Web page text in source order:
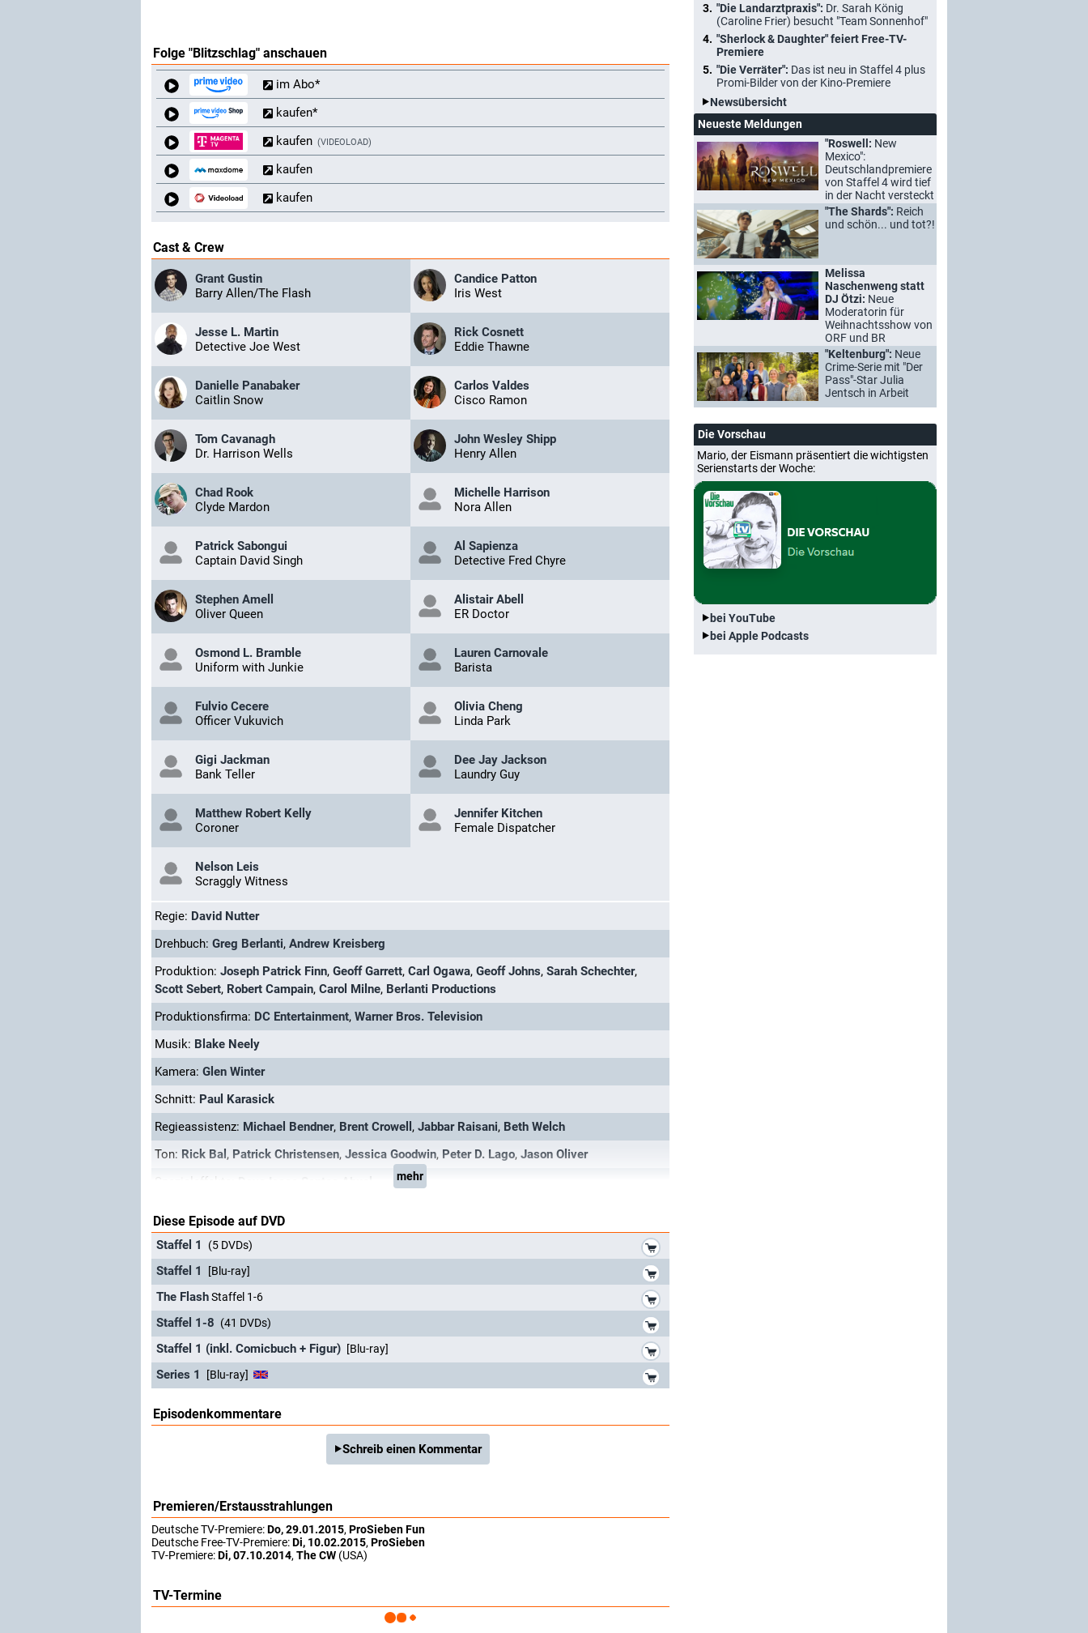
Folge "Blitzschlag" anschauen
im Abo*
kaufen*
kaufen
VIDEOLOAD
kaufen
kaufen
Cast & Crew
Grant Gustin
Barry Allen/The Flash
Candice Patton
Iris West
Jesse L. Martin
Detective Joe West
Rick Cosnett
Eddie Thawne
Danielle Panabaker
Caitlin Snow
Carlos Valdes
Cisco Ramon
Tom Cavanagh
Dr. Harrison Wells
John Wesley Shipp
Henry Allen
Chad Rook
Clyde Mardon
Michelle Harrison
Nora Allen
Patrick Sabongui
Captain David Singh
Al Sapienza
Detective Fred Chyre
Stephen Amell
Oliver Queen
Alistair Abell
ER Doctor
Osmond L. Bramble
Uniform with Junkie
Lauren Carnovale
Barista
Fulvio Cecere
Officer Vukuvich
Olivia Cheng
Linda Park
Gigi Jackman
Bank Teller
Dee Jay Jackson
Laundry Guy
Matthew Robert Kelly
Coroner
Jennifer Kitchen
Female Dispatcher
Nelson Leis
Scraggly Witness
Regie: David Nutter
Drehbuch: Greg Berlanti, Andrew Kreisberg
Produktion: Joseph Patrick Finn, Geoff Garrett, Carl Ogawa, Geoff Johns, Sarah Schechter,
Scott Sebert, Robert Campain, Carol Milne, Berlanti Productions
Produktionsfirma: DC Entertainment, Warner Bros. Television
Musik: Blake Neely
Kamera: Glen Winter
Schnitt: Paul Karasick
Regieassistenz: Michael Bendner, Brent Crowell , Jabbar Raisani, Beth Welch
Ton: Rick Bal, Patrick Christensen, Jessica Goodwin, Peter D. Lago, Jason Oliver
Spezialeffekte:
Dave Isaac Santos Abuel mehr
Diese Episode auf DVD
Staffel 1 (5 DVDs)
Staffel 1 [Blu-ray]
The FlashStaffel 1-6
Staffel 1-8 (41 DVDs)
Staffel 1 (inkl. Comicbuch + Figur) [Blu-ray]
Series 1 [Blu-ray]
Episodenkommentare
Schreib einen Kommentar
Premieren/Erstausstrahlungen
Deutsche TV-Premiere:Do, 29.01.2015, ProSieben Fun
Deutsche Free-TV-Premiere:Di, 10.02.2015, ProSieben
TV-Premiere:Di, 07.10.2014, The CW (USA)
TV-Termine
"Die Landarztpraxis": Dr. Sarah König
(Caroline Frier) besucht "Team Sonnenhof"
"Sherlock & Daughter" feiert Free-TV-
Premiere
"Die Verräter": Das ist neu in Staffel 4 plus
Promi-Bilder von der Kino-Premiere
Newsübersicht
Neueste Meldungen
"Roswell: New
Mexico":
Deutschlandpremiere
von Staffel 4 wird tief
in der Nacht versteckt
"The Shards": Reich
und schön... und tot?!
Melissa
Naschenweng statt
DJ Ötzi: Neue
Moderatorin für
Weihnachtsshow von
ORF und BR
"Keltenburg": Neue
Crime-Serie mit "Der
Pass"-Star Julia
Jentsch in Arbeit
Die Vorschau
Mario, der Eismann präsentiert die wichtigsten
Serienstarts der Woche:
bei YouTube
bei Apple Podcasts